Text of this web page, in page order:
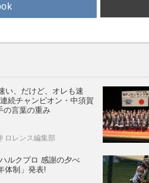
い、だけど、オレも速
続チャンピオン・中須賀
の言葉の重み
ロレンス編集部
ルクプロ 感謝の夕べ
体制」発表!